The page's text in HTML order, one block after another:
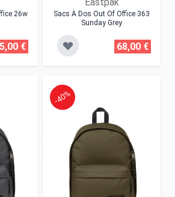
26w
€
Sacs À Dos Out Of Office 363
Sunday Grey
68,00 €
-40%